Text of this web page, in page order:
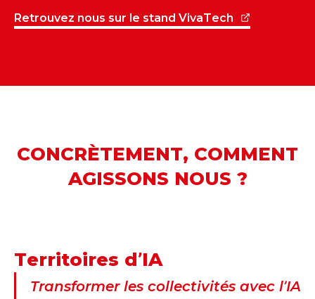
Retrouvez nous sur le stand VivaTech
CONCRÈTEMENT, COMMENT
AGISSONS NOUS ?
Territoires d’IA
Transformer les collectivités avec l’IA